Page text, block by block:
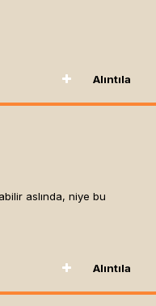
Alıntıla
aslında, niye bu
Alıntıla